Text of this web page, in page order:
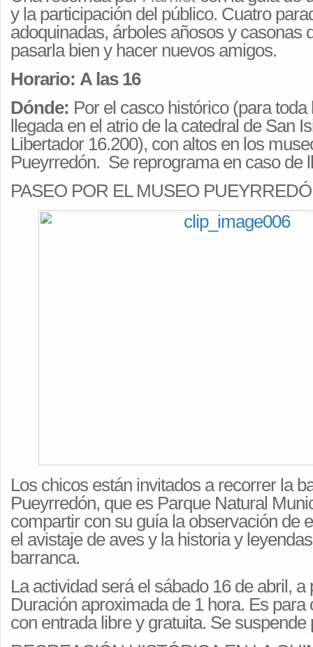
y la participación del público. Cuatro
adoquinadas, árboles añosos y casonas
pasarla bien y hacer nuevos amigos.
Horario: A las 16
Dónde: Por el casco histórico (para
llegada en el atrio de la catedral de San
Libertador 16.200), con altos en los
Pueyrredón. Se reprograma en caso de
PASEO POR EL MUSEO
Los chicos están invitados a recorrer la
Pueyrredón, que es Parque Natural
compartir con su guía la observación de
el avistaje de aves y la historia y
barranca.
La actividad será el sábado 16 de abril, a
Duración aproximada de 1 hora. Es para
con entrada libre y gratuita. Se suspende